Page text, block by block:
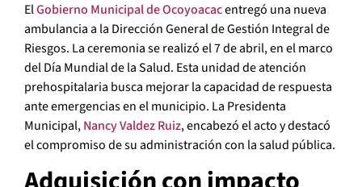
ElGobierno Municipal de Ocoyoacacentregó una nueva
ambulancia a la Dirección General de Gestión Integral de
Riesgos. La ceremonia se realizó el 7 de abril, en el marco
del Día Mundial de la Salud. Esta unidad de atención
prehospitalaria busca mejorar la capacidad de respuesta
ante emergencias en el municipio. La Presidenta
Municipal,Nancy Valdez Ruiz, encabezó el acto y destacó
el compromiso de su administración con la salud pública.